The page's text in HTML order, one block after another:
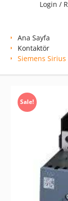
Login /
Ana Sayfa
Kontaktör
Siemens Sirius
Sale!